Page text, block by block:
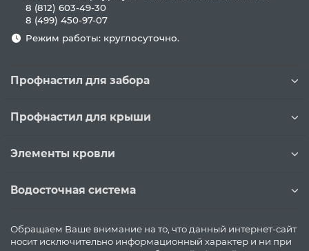
8 (812) 603-49-30
8 (499) 450-97-07
Режим работы: круглосуточно.
Профнастил для забора
Профнастил для крыши
Элементы кровли
Водосточная система
Обращаем Ваше внимание на то, что данный интернет-сайт
носит исключительно информационный характер и ни при